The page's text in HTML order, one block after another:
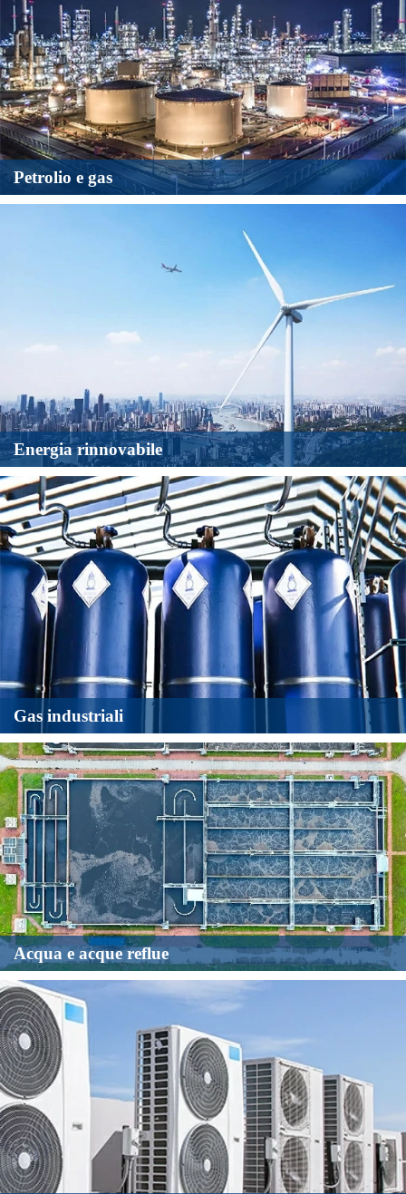
Petrolio e gas
Energia rinnovabile
Gas industriali
Acqua e acque reflue